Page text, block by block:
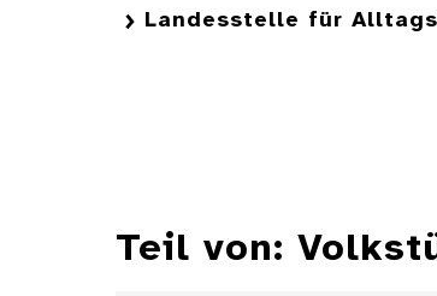
Landesstelle für
Teil von: